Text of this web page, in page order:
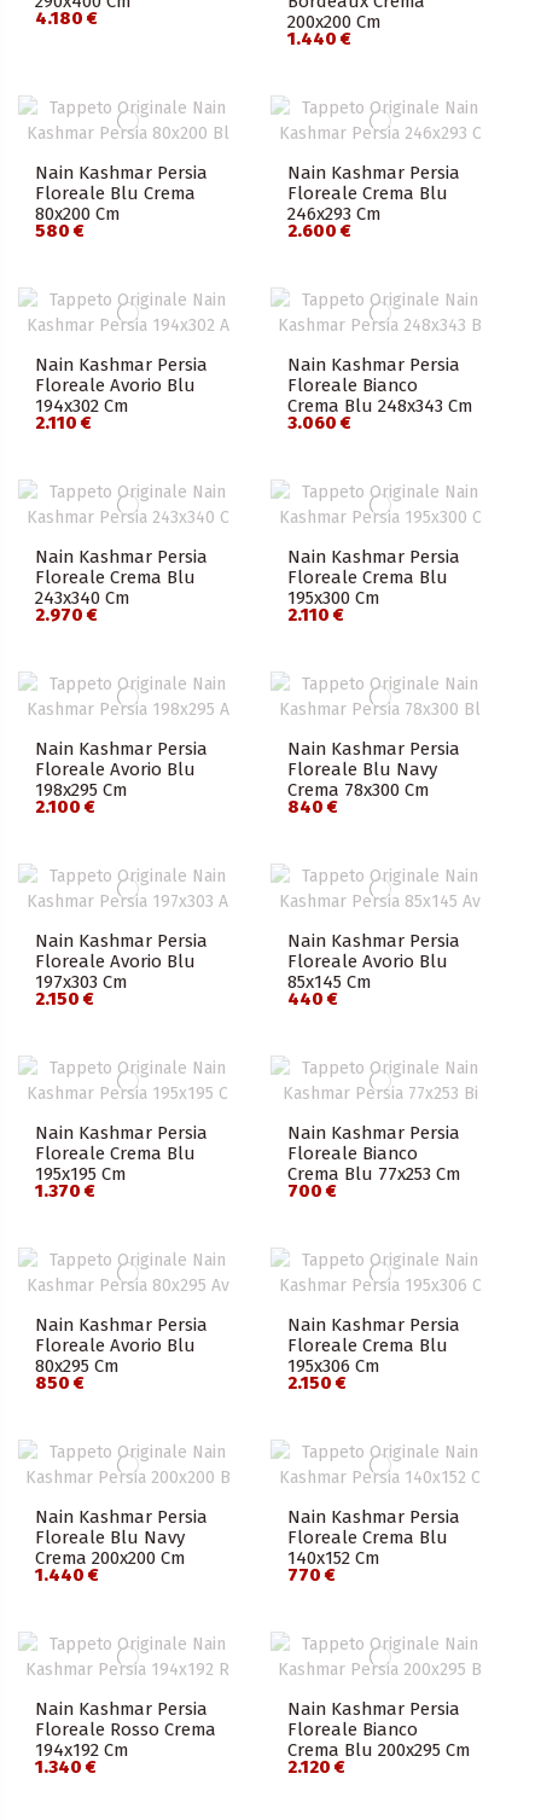
4.180 €
200x200 Cm
1.440 €
Nain Kashmar Persia
Floreale Blu Crema
80x200 Cm
580 €
Nain Kashmar Persia
Floreale Crema Blu
246x293 Cm
2.600 €
Nain Kashmar Persia
Floreale Avorio Blu
194x302 Cm
2.110 €
Nain Kashmar Persia
Floreale Bianco
Crema Blu 248x343 Cm
3.060 €
Nain Kashmar Persia
Floreale Crema Blu
243x340 Cm
2.970 €
Nain Kashmar Persia
Floreale Crema Blu
195x300 Cm
2.110 €
Nain Kashmar Persia
Floreale Avorio Blu
198x295 Cm
2.100 €
Nain Kashmar Persia
Floreale Blu Navy
Crema 78x300 Cm
840 €
Nain Kashmar Persia
Floreale Avorio Blu
197x303 Cm
2.150 €
Nain Kashmar Persia
Floreale Avorio Blu
85x145 Cm
440 €
Nain Kashmar Persia
Floreale Crema Blu
195x195 Cm
1.370 €
Nain Kashmar Persia
Floreale Bianco
Crema Blu 77x253 Cm
700 €
Nain Kashmar Persia
Floreale Avorio Blu
80x295 Cm
850 €
Nain Kashmar Persia
Floreale Crema Blu
195x306 Cm
2.150 €
Nain Kashmar Persia
Floreale Blu Navy
Crema 200x200 Cm
1.440 €
Nain Kashmar Persia
Floreale Crema Blu
140x152 Cm
770 €
Nain Kashmar Persia
Floreale Rosso Crema
194x192 Cm
1.340 €
Nain Kashmar Persia
Floreale Bianco
Crema Blu 200x295 Cm
2.120 €